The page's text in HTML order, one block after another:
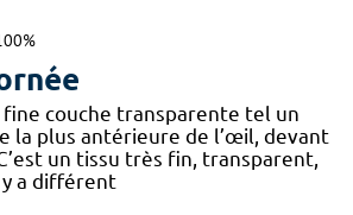
fine couche transparente tel un
la plus antérieure de l’œil, devant
un tissu très fin, transparent,
y a différent